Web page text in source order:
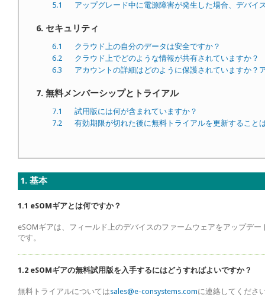
5.1 アップグレード中に電源障害が発生した場合、デバイ
6. セキュリティ
6.1
クラウド上の自分のデータは安全ですか？
6.2
クラウド上でどのような情報が共有されていますか？
6.3
アカウントの詳細はどのように保護されていますか？
7. 無料メンバーシップとトライアル
7.1
試用版には何が含まれていますか？
7.2
有効期限が切れた後に無料トライアルを更新すること
1. 基本
1.1 eSOMギアとは何ですか？
eSOMギアは、フィールド上のデバイスのファームウェアをアップデ
です。
1.2 eSOMギアの無料試用版を入手するにはどうすればよいですか？
無料トライアルについてはsales@e-consystems.comに連絡してくださ